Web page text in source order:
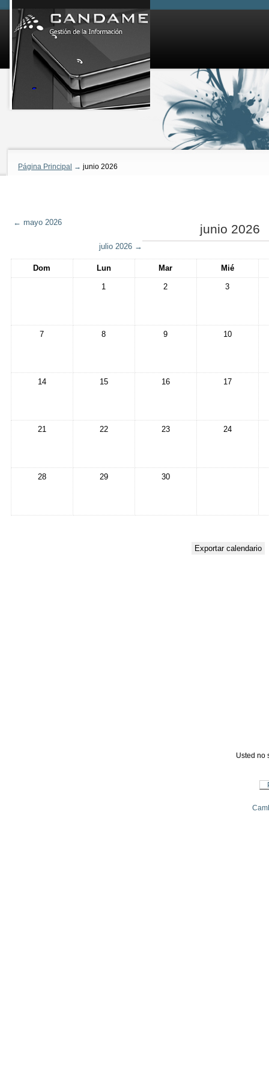
Página Principal → junio 2026
← mayo 2026 junio 2026
julio 2026 →
Dom Lun Mar Mié
1 2 3
7 8 9 10
14 15 16 17
21 22 23 24
28 29 30
Usted no